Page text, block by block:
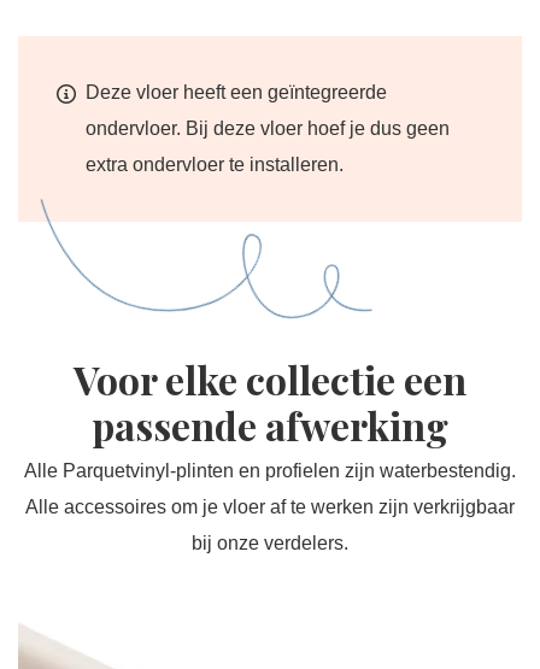
Deze vloer heeft een geïntegreerde
ondervloer. Bij deze vloer hoef je dus geen
extra ondervloer te installeren.
Voor elke collectie een
passende afwerking
Alle Parquetvinyl-plinten en profielen zijn waterbestendig.
Alle accessoires om je vloer af te werken zijn verkrijgbaar
bij onze verdelers.